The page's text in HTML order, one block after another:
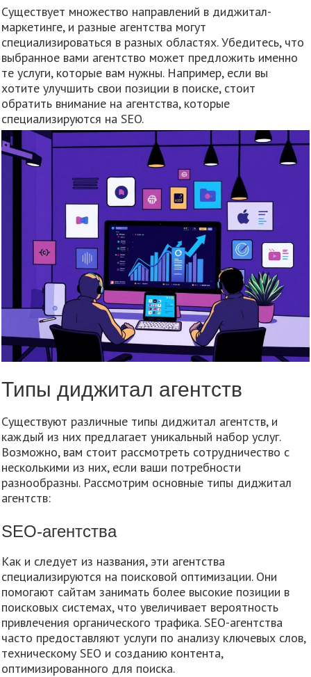
Существует множество направлений в диджитал-
маркетинге, и разные агентства могут
специализироваться в разных областях. Убедитесь, что
выбранное вами агентство может предложить именно
те услуги, которые вам нужны. Например, если вы
хотите улучшить свои позиции в поиске, стоит
обратить внимание на агентства, которые
специализируются на SEO.
Типы диджитал агентств
Существуют различные типы диджитал агентств, и
каждый из них предлагает уникальный набор услуг.
Возможно, вам стоит рассмотреть сотрудничество с
несколькими из них, если ваши потребности
разнообразны. Рассмотрим основные типы диджитал
агентств:
SEO-агентства
Как и следует из названия, эти агентства
специализируются на поисковой оптимизации. Они
помогают сайтам занимать более высокие позиции в
поисковых системах, что увеличивает вероятность
привлечения органического трафика. SEO-агентства
часто предоставляют услуги по анализу ключевых слов,
техническому SEO и созданию контента,
оптимизированного для поиска.